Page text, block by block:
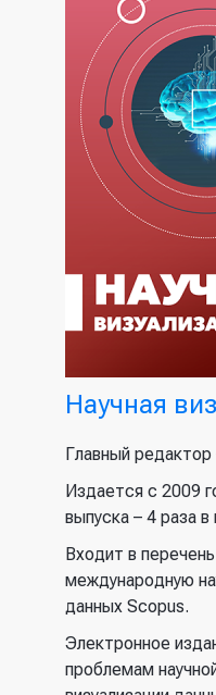
Научная
Главный
Издается с 2009
выпуска – 4 раза в
Входит в
международную
данных Scopus.
Электронное
проблемам